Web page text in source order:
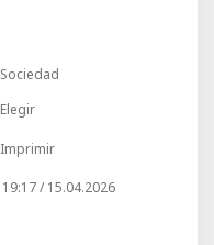
Sociedad
Elegir
Imprimir
19:17 / 15.04.2026